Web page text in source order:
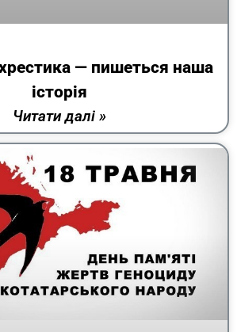
— пишеться наша
історія
Читати далі »